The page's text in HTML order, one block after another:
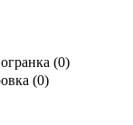
(0)
(0)